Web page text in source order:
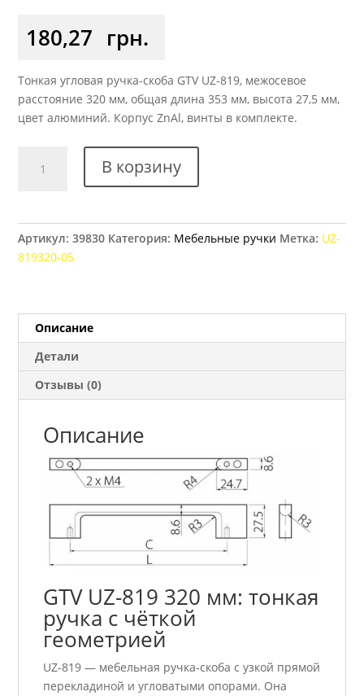
180,27 грн.
Тонкая угловая ручка-скоба GTV UZ-819, межосевое
расстояние 320 мм, общая длина 353 мм, высота 27,5 мм,
цвет алюминий. Корпус ZnAl, винты в комплекте.
товара
UZ
алюминий
В корзину
Артикул:39830 Категория: Мебельные ручки Метка: UZ-
819320-05
Описание
Детали
Отзывы (0)
Описание
GTV UZ-819 320 мм: тонкая
ручка с чёткой
геометрией
UZ-819 — мебельная ручка-скоба с узкой прямой
перекладиной и угловатыми опорами. Она